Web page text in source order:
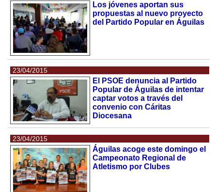
Los jóvenes aportan sus
propuestas al nuevo proyecto
del Partido Popular en Águilas
23/04/2015
El PSOE denuncia al Partido
Popular de Águilas de intentar
captar votos a través del
convenio con Cáritas
Diocesana
23/04/2015
Águilas acoge este domingo el
Campeonato Regional de
Atletismo por Clubes